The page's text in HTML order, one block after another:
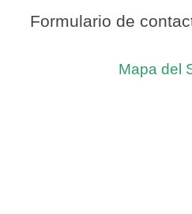
Formulario de
Mapa del